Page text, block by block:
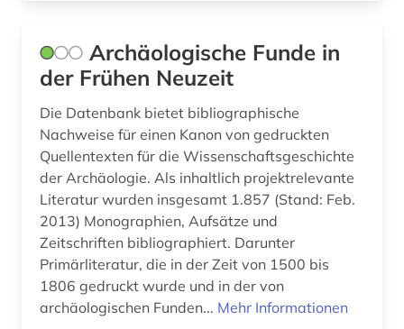
großbritannien (3)
habilitation (1)
halle (1)
handbuch (2)
handschrift (2)
handschriftenkunde (1)
hannover (1)
Archäologische Funde in
der Frühen Neuzeit
Die Datenbank bietet bibliographische
Nachweise für einen Kanon von gedruckten
Quellentexten für die Wissenschaftsgeschichte
der Archäologie. Als inhaltlich projektrelevante
Literatur wurden insgesamt 1.857 (Stand: Feb.
2013) Monographien, Aufsätze und
Zeitschriften bibliographiert. Darunter
Primärliteratur, die in der Zeit von 1500 bis
1806 gedruckt wurde und in der von
archäologischen Funden... Mehr Informationen